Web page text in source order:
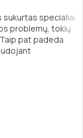
specialiai
problemų, tokių
pat padeda